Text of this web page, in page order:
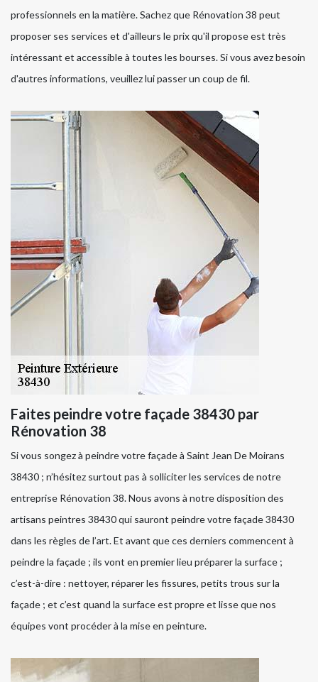
professionnels en la matière. Sachez que Rénovation 38 peut
proposer ses services et d'ailleurs le prix qu'il propose est très
intéressant et accessible à toutes les bourses. Si vous avez besoin
d'autres informations, veuillez lui passer un coup de fil.
Faites peindre votre façade 38430 par
Rénovation 38
Si vous songez à peindre votre façade à Saint Jean De Moirans
38430 ; n’hésitez surtout pas à solliciter les services de notre
entreprise Rénovation 38. Nous avons à notre disposition des
artisans peintres 38430 qui sauront peindre votre façade 38430
dans les règles de l’art. Et avant que ces derniers commencent à
peindre la façade ; ils vont en premier lieu préparer la surface ;
c’est-à-dire : nettoyer, réparer les fissures, petits trous sur la
façade ; et c’est quand la surface est propre et lisse que nos
équipes vont procéder à la mise en peinture.